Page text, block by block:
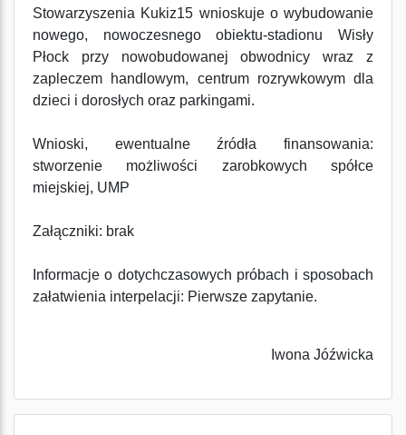
Stowarzyszenia Kukiz15 wnioskuje o wybudowanie
nowego, nowoczesnego obiektu-stadionu Wisły
Płock przy nowobudowanej obwodnicy wraz z
zapleczem handlowym, centrum rozrywkowym dla
dzieci i dorosłych oraz parkingami.
Wnioski, ewentualne źródła finansowania:
stworzenie możliwości zarobkowych spółce
miejskiej, UMP
Załączniki: brak
Informacje o dotychczasowych próbach i sposobach
załatwienia interpelacji: Pierwsze zapytanie.
Iwona Jóźwicka